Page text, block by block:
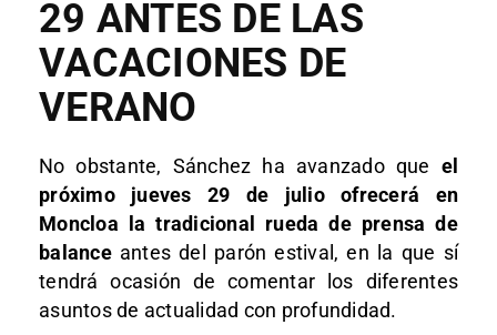
29 ANTES DE LAS
VACACIONES DE
VERANO
No obstante, Sánchez ha avanzado que el
próximo jueves 29 de julio ofrecerá en
Moncloa la tradicional rueda de prensa de
balance antes del parón estival, en la que sí
tendrá ocasión de comentar los diferentes
asuntos de actualidad con profundidad.